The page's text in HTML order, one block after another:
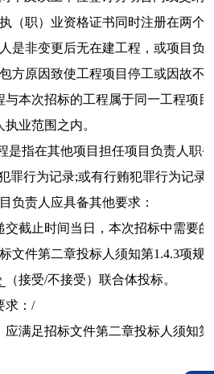
（职）业资格证书同时注册在两个
人是非变更后无在建工程，或项目
方原因致使工程项目停工或因故
与本次招标的工程属于同一工程项
业范围之内。
是指在其他项目担任项目负责人职
行为记录;或有行贿犯罪行为记录
负责人应具备其他要求：
交截止时间当日，本次招标中需要
文件第二章投标人须知第1.4.3项规
（接受/不接受）联合体投标。
求：/
应满足招标文件第二章投标人须知第